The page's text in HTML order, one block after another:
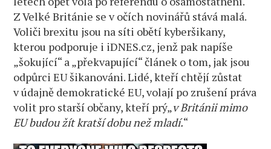
Z Velké Británie se v očích novinářů stává malá.
Voliči brexitu jsou na síti obětí kyberšikany,
kterou podporuje i iDNES.cz, jenž pak napíše
„šokující“ a „překvapující“ článek o tom, jak jsou
odpůrci EU šikanováni. Lidé, kteří chtějí zůstat
v údajně demokratické EU, volají po zrušení práva
volit pro starší občany, kteří prý„v Británii mimo
EU budou žít kratší dobu než mladí.“